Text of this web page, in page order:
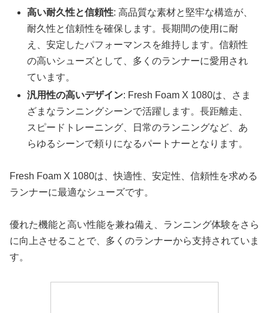
高い耐久性と信頼性: 高品質な素材と堅牢な構造が、
耐久性と信頼性を確保します。長期間の使用に耐
え、安定したパフォーマンスを維持します。信頼性
の高いシューズとして、多くのランナーに愛用され
ています。
汎用性の高いデザイン: Fresh Foam X 1080は、さま
ざまなランニングシーンで活躍します。長距離走、
スピードトレーニング、日常のランニングなど、あ
らゆるシーンで頼りになるパートナーとなります。
Fresh Foam X 1080は、快適性、安定性、信頼性を求める
ランナーに最適なシューズです。
優れた機能と高い性能を兼ね備え、ランニング体験をさら
に向上させることで、多くのランナーから支持されていま
す。